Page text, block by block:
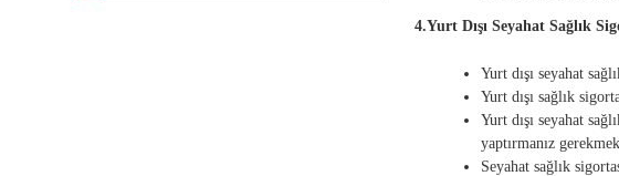
4.Yurt Dışı Seyahat Sağlık
Yurt dışı seyahat
Yurt dışı sağlık
Yurt dışı seyahat
yaptırmanız
Seyahat sağlık